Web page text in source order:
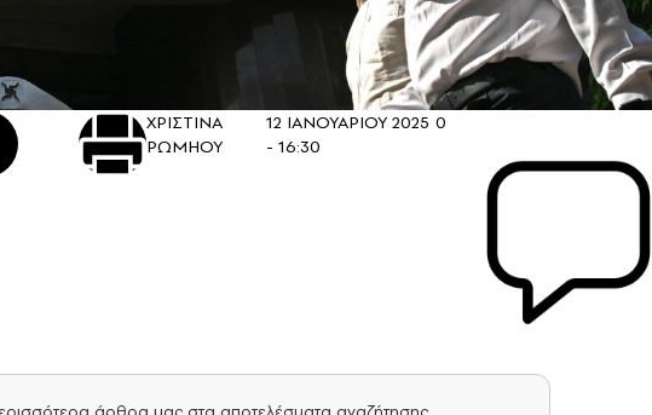
ΧΡΙΣΤΙΝΑ
ΡΩΜΗΟΥ
12 ΙΑΝΟΥΑΡΙΟΥ 2025
- 16:30
0